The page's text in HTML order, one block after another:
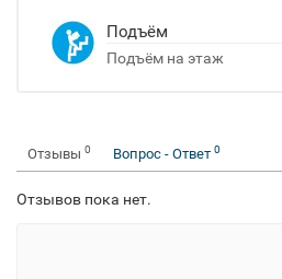
Подъём
Подъём на этаж
Отзывы 0 Вопрос - Ответ 0
Отзывов пока нет.